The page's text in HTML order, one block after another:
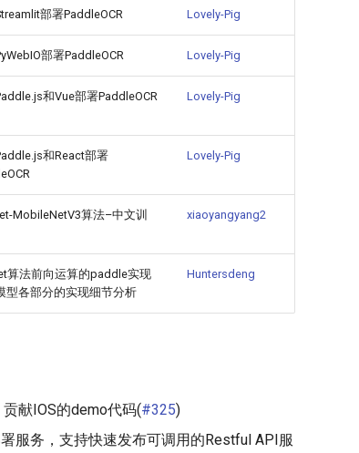
部署PaddleOCR Lovely-Pig
部署PaddleOCR Lovely-Pig
和Vue部署PaddleOCR Lovely-Pig
和React部署
Lovely-Pig
MobileNetV3算法–中文训
xiaoyangyang2
算法前向运算的paddle实现
型各部分的实现细节分析
Huntersdeng
贡献IOS的demo代码(#325)
服务，支持快速发布可调用的Restful API服